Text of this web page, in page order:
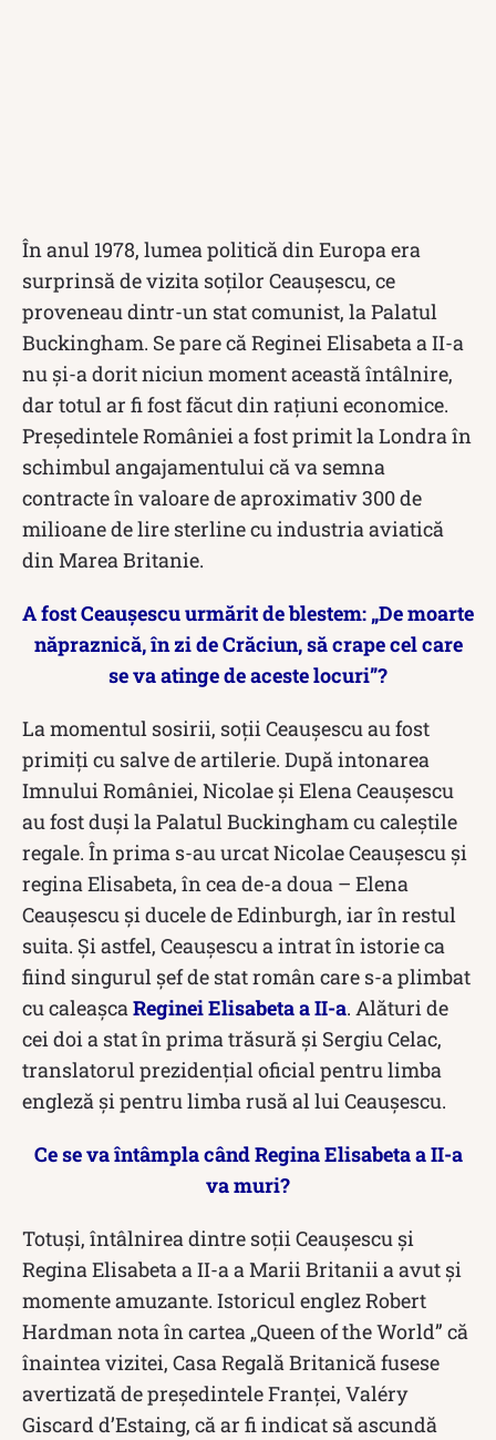
În anul 1978, lumea politică din Europa era
surprinsă de vizita soților Ceaușescu, ce
proveneau dintr-un stat comunist, la Palatul
Buckingham. Se pare că Reginei Elisabeta a II-a
nu și-a dorit niciun moment această întâlnire,
dar totul ar fi fost făcut din rațiuni economice.
Președintele României a fost primit la Londra în
schimbul angajamentului că va semna
contracte în valoare de aproximativ 300 de
milioane de lire sterline cu industria aviatică
din Marea Britanie.
A fost Ceaușescu urmărit de blestem: „De moarte
năpraznică, în zi de Crăciun, să crape cel care
se va atinge de aceste locuri”?
La momentul sosirii, soții Ceaușescu au fost
primiți cu salve de artilerie. După intonarea
Imnului României, Nicolae şi Elena Ceauşescu
au fost duși la Palatul Buckingham cu caleştile
regale. În prima s-au urcat Nicolae Ceauşescu şi
regina Elisabeta, în cea de-a doua – Elena
Ceauşescu şi ducele de Edinburgh, iar în restul
suita. Și astfel, Ceaușescu a intrat în istorie ca
fiind singurul șef de stat român care s-a plimbat
cu caleașca Reginei Elisabeta a II-a. Alături de
cei doi a stat în prima trăsură și Sergiu Celac,
translatorul prezidențial oficial pentru limba
engleză și pentru limba rusă al lui Ceaușescu.
Ce se va întâmpla când Regina Elisabeta a II-a
va muri?
Totuși, întâlnirea dintre soții Ceaușescu și
Regina Elisabeta a II-a a Marii Britanii a avut și
momente amuzante. Istoricul englez Robert
Hardman nota în cartea „Queen of the World” că
înaintea vizitei, Casa Regală Britanică fusese
avertizată de preşedintele Franţei, Valéry
Giscard d’Estaing, că ar fi indicat să ascundă